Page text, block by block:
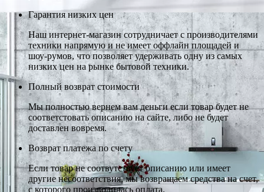
Гарантия низких цен
Наш интернет-магазин сотрудничает с производителями
техники напрямую и не имеет оффлайн площадей и
шоу-румов, что позволяет удерживать одну из самых
низких цен на рынке бытовой техники.
Полный возврат стоимости
Мы полностью вернем вам деньги если товар будет не
соответстовать описанию на сайте, либо не будет
доставлен вовремя.
Возврат платежа по счету
Если товар не соотвутствует описанию или имеет
другие несоответствия, мы возвращаем средства на счет,
с которого производилась оплата.